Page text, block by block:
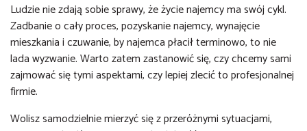
Ludzie nie zdają sobie sprawy, że życie najemcy ma swój cykl.
Zadbanie o cały proces, pozyskanie najemcy, wynajęcie
mieszkania i czuwanie, by najemca płacił terminowo, to nie
lada wyzwanie. Warto zatem zastanowić się, czy chcemy sami
zajmować się tymi aspektami, czy lepiej zlecić to profesjonalnej
firmie.
Wolisz samodzielnie mierzyć się z przeróżnymi sytuacjami,